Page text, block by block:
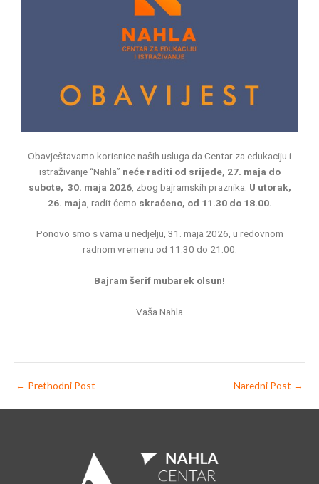
Obavještavamo korisnice naših usluga da Centar za edukaciju i
istraživanje “Nahla” neće raditi od srijede, 27. maja do
subote, 30. maja 2026, zbog bajramskih praznika. U utorak,
26. maja , radit ćemo skraćeno, od 11.30 do 18.00.
Ponovo smo s vama u nedjelju, 31. maja 2026, u redovnom
radnom vremenu od 11.30 do 21.00.
Bajram šerif mubarek olsun!
Vaša Nahla
← Prethodni Post Naredni Post →